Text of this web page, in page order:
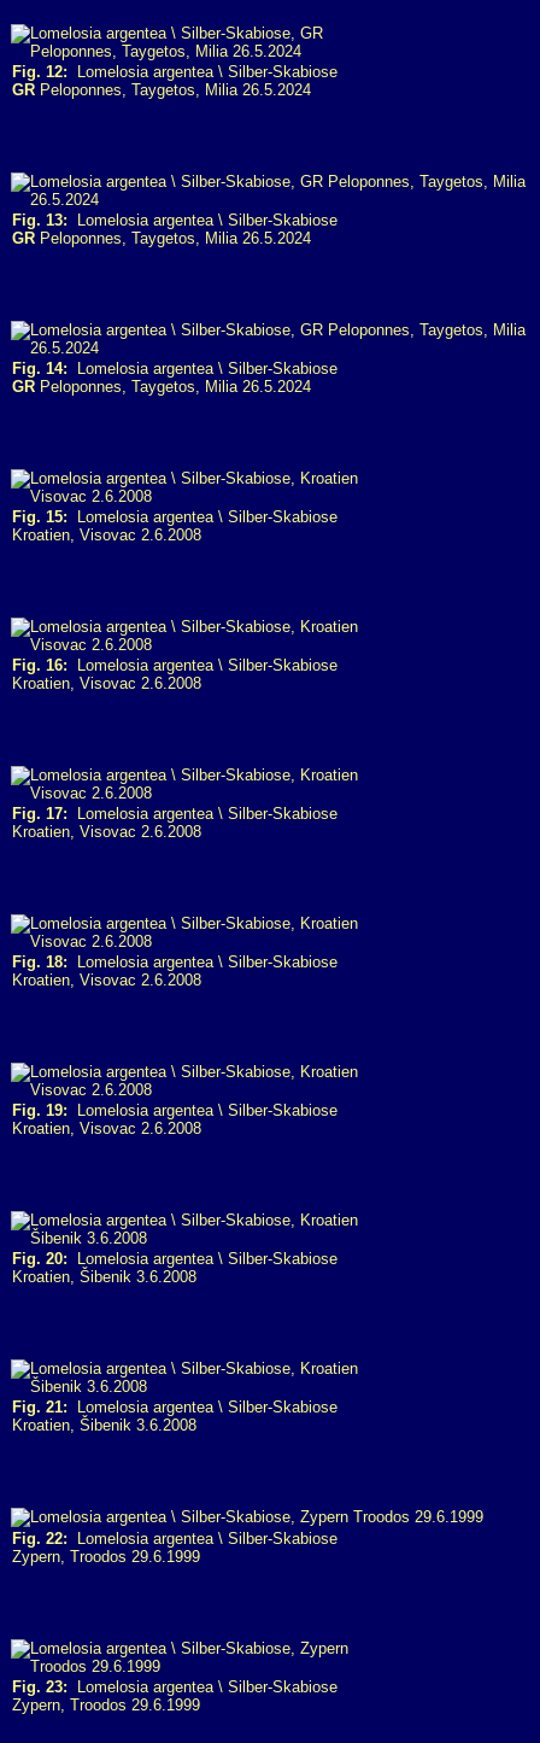
Fig. 12: Lomelosia argentea \ Silber-Skabiose
GR Peloponnes, Taygetos, Milia 26.5.2024
Fig. 13: Lomelosia argentea \ Silber-Skabiose
GR Peloponnes, Taygetos, Milia 26.5.2024
Fig. 14: Lomelosia argentea \ Silber-Skabiose
GR Peloponnes, Taygetos, Milia 26.5.2024
Fig. 15: Lomelosia argentea \ Silber-Skabiose
Kroatien, Visovac 2.6.2008
Fig. 16: Lomelosia argentea \ Silber-Skabiose
Kroatien, Visovac 2.6.2008
Fig. 17: Lomelosia argentea \ Silber-Skabiose
Kroatien, Visovac 2.6.2008
Fig. 18: Lomelosia argentea \ Silber-Skabiose
Kroatien, Visovac 2.6.2008
Fig. 19: Lomelosia argentea \ Silber-Skabiose
Kroatien, Visovac 2.6.2008
Fig. 20: Lomelosia argentea \ Silber-Skabiose
Kroatien, Šibenik 3.6.2008
Fig. 21: Lomelosia argentea \ Silber-Skabiose
Kroatien, Šibenik 3.6.2008
Fig. 22: Lomelosia argentea \ Silber-Skabiose
Zypern, Troodos 29.6.1999
Fig. 23: Lomelosia argentea \ Silber-Skabiose
Zypern, Troodos 29.6.1999